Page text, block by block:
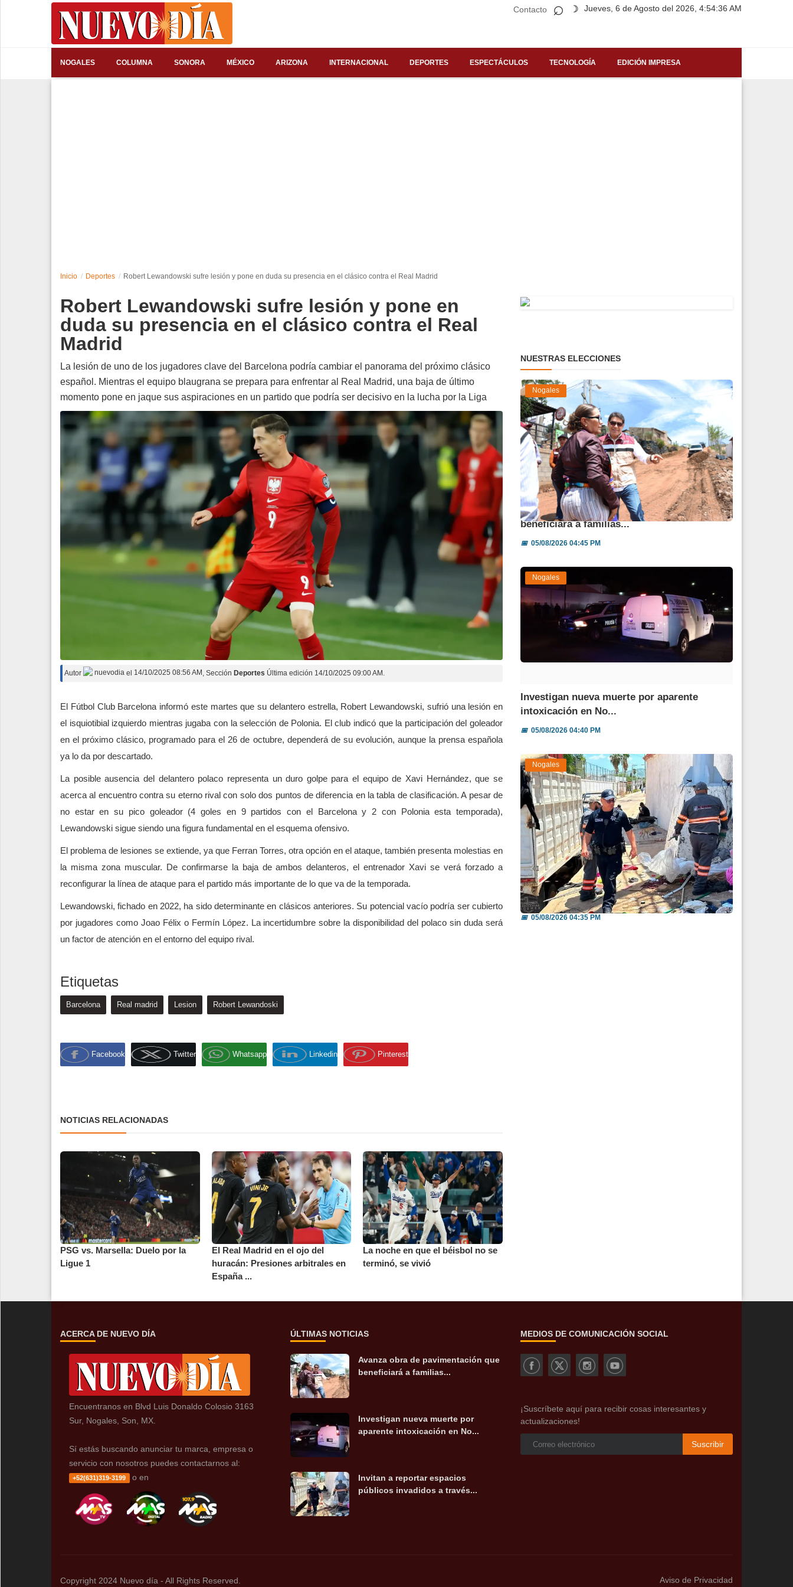
Contacto Jueves, 6 de Agosto del 2026, 4:54:36 AM
⌕ ☽
NOGALES COLUMNA SONORA MÉXICO ARIZONA INTERNACIONAL DEPORTES ESPECTÁCULOS TECNOLOGÍA EDICIÓN IMPRESA
Edición Impresa
Inicio Deportes Robert Lewandowski sufre lesión y pone en duda su presencia en el clásico contra el Real Madrid
Robert Lewandowski sufre lesión y pone en
duda su presencia en el clásico contra el Real
Madrid
La lesión de uno de los jugadores clave del Barcelona podría cambiar el panorama del próximo clásico
español. Mientras el equipo blaugrana se prepara para enfrentar al Real Madrid, una baja de último
momento pone en jaque sus aspiraciones en un partido que podría ser decisivo en la lucha por la Liga
Autor nuevodia el 14/10/2025 08:56 AM , Sección Deportes Última edición 14/10/2025 09:00 AM.
El Fútbol Club Barcelona informó este martes que su delantero estrella, Robert Lewandowski, sufrió una lesión en
el isquiotibial izquierdo mientras jugaba con la selección de Polonia. El club indicó que la participación del goleador
en el próximo clásico, programado para el 26 de octubre, dependerá de su evolución, aunque la prensa española
ya lo da por descartado.
La posible ausencia del delantero polaco representa un duro golpe para el equipo de Xavi Hernández, que se
acerca al encuentro contra su eterno rival con solo dos puntos de diferencia en la tabla de clasificación. A pesar de
no estar en su pico goleador (4 goles en 9 partidos con el Barcelona y 2 con Polonia esta temporada),
Lewandowski sigue siendo una figura fundamental en el esquema ofensivo.
El problema de lesiones se extiende, ya que Ferran Torres, otra opción en el ataque, también presenta molestias en
la misma zona muscular. De confirmarse la baja de ambos delanteros, el entrenador Xavi se verá forzado a
reconfigurar la línea de ataque para el partido más importante de lo que va de la temporada.
Lewandowski, fichado en 2022, ha sido determinante en clásicos anteriores. Su potencial vacío podría ser cubierto
por jugadores como Joao Félix o Fermín López. La incertidumbre sobre la disponibilidad del polaco sin duda será
un factor de atención en el entorno del equipo rival.
Etiquetas
Barcelona Real madrid Lesion Robert Lewandoski
Facebook Twitter Whatsapp Linkedin Pinterest
NOTICIAS RELACIONADAS
PSG vs. Marsella: Duelo por la
Ligue 1
El Real Madrid en el ojo del
huracán: Presiones arbitrales en
España ...
La noche en que el béisbol no se
terminó, se vivió
NUESTRAS ELECCIONES
Nogales
Avanza obra de pavimentación que
beneficiará a familias...
📅05/08/2026 04:45 PM
Nogales
Investigan nueva muerte por aparente
intoxicación en No...
📅05/08/2026 04:40 PM
Nogales
Invitan a reportar espacios públicos
invadidos a través...
📅05/08/2026 04:35 PM
ACERCA DE NUEVO DÍA
Encuentranos en Blvd Luis Donaldo Colosio 3163
Sur, Nogales, Son, MX.
Sí estás buscando anunciar tu marca, empresa o
servicio con nosotros puedes contactarnos al:
+52(631)319-3199 o en
ÚLTIMAS NOTICIAS
Avanza obra de pavimentación que
beneficiará a familias...
Investigan nueva muerte por
aparente intoxicación en No...
Invitan a reportar espacios
públicos invadidos a través...
MEDIOS DE COMUNICACIÓN SOCIAL
¡Suscríbete aquí para recibir cosas interesantes y
actualizaciones!
Suscribir
Copyright 2024 Nuevo día - All Rights Reserved. Aviso de Privacidad